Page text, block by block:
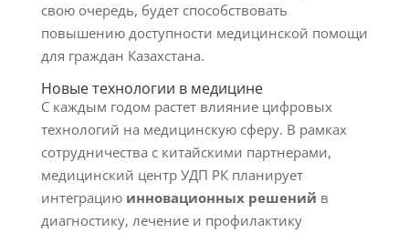
свою очередь, будет способствовать
повышению доступности медицинской помощи
для граждан Казахстана.
Новые технологии в медицине
С каждым годом растет влияние цифровых
технологий на медицинскую сферу. В рамках
сотрудничества с китайскими партнерами,
медицинский центр УДП РК планирует
интеграцию инновационных решений в
диагностику, лечение и профилактику